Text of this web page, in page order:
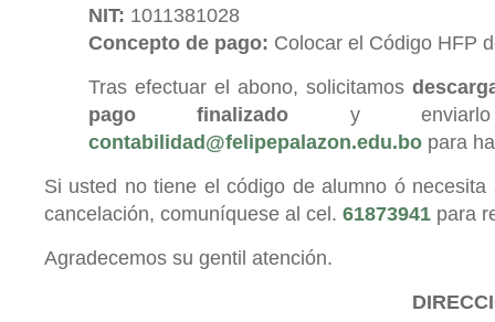
NIT: 1011381028
Concepto de pago: Colocar el Código HFP
Tras efectuar el abono, solicitamos
pago finalizado y
contabilidad@felipepalazon.edu.bo para
Si usted no tiene el código de alumno ó necesita
cancelación, comuníquese al cel. 61873941 para
Agradecemos su gentil atención.